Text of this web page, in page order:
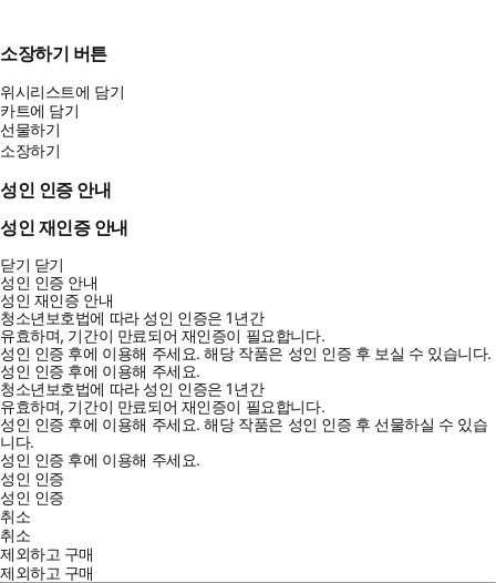
소장하기 버튼
위시리스트에 담기
카트에 담기
선물하기
소장하기
성인 인증 안내
성인 재인증 안내
닫기 닫기
성인 인증 안내
성인 재인증 안내
청소년보호법에 따라 성인 인증은 1년간
유효하며, 기간이 만료되어 재인증이 필요합니다.
성인 인증 후에 이용해 주세요.해당 작품은 성인 인증 후 보실 수 있습니다.
성인 인증 후에 이용해 주세요.
청소년보호법에 따라 성인 인증은 1년간
유효하며, 기간이 만료되어 재인증이 필요합니다.
성인 인증 후에 이용해 주세요.해당 작품은 성인 인증 후 선물하실 수 있습
니다.
성인 인증 후에 이용해 주세요.
성인 인증
성인 인증
취소
취소
제외하고 구매
제외하고 구매